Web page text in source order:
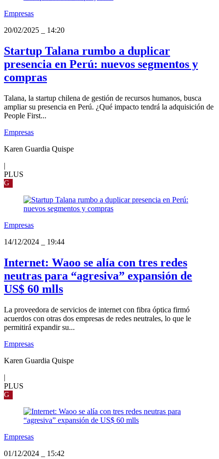
Empresas
20/02/2025
14:20
Startup Talana rumbo a duplicar
presencia en Perú: nuevos segmentos y
compras
Talana, la startup chilena de gestión de recursos humanos, busca
ampliar su presencia en Perú. ¿Qué impacto tendrá la adquisición de
People First...
Empresas
Karen Guardia Quispe
|
PLUS
G
Empresas
14/12/2024
19:44
Internet: Waoo se alía con tres redes
neutras para “agresiva” expansión de
US$ 60 mlls
La proveedora de servicios de internet con fibra óptica firmó
acuerdos con otras dos empresas de redes neutrales, lo que le
permitirá expandir su...
Empresas
Karen Guardia Quispe
|
PLUS
G
Empresas
01/12/2024
15:42